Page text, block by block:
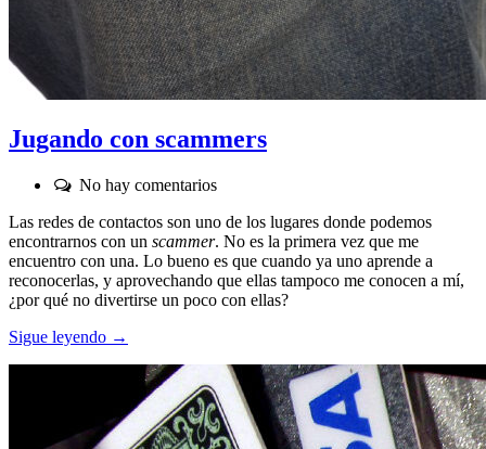
Jugando con scammers
Comentarios:
No hay comentarios
Las redes de contactos son uno de los lugares donde podemos
encontrarnos con un scammer. No es la primera vez que me
encuentro con una. Lo bueno es que cuando ya uno aprende a
reconocerlas, y aprovechando que ellas tampoco me conocen a mí,
¿por qué no divertirse un poco con ellas?
Sigue leyendo →